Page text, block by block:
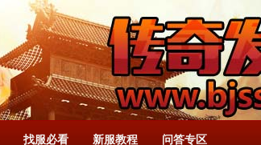
找服必看 新服教程 问答专区